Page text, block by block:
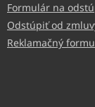
Formulár na
Odstúpiť od
Reklamačný